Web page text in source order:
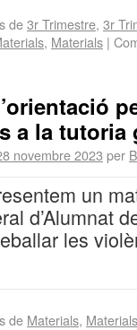
de3r Trimestre, 3r
, Materials |
a la tutoria
novembre 2023 per
un
d’Alumnat
les
de Materials, Materials